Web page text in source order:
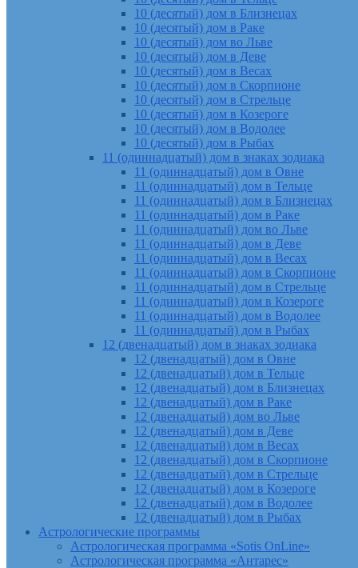
10 (десятый) дом в Близнецах
10 (десятый) дом в Раке
10 (десятый) дом во Льве
10 (десятый) дом в Деве
10 (десятый) дом в Весах
10 (десятый) дом в Скорпионе
10 (десятый) дом в Стрельце
10 (десятый) дом в Козероге
10 (десятый) дом в Водолее
10 (десятый) дом в Рыбах
11 (одиннадцатый) дом в знаках зодиака
11 (одиннадцатый) дом в Овне
11 (одиннадцатый) дом в Тельце
11 (одиннадцатый) дом в Близнецах
11 (одиннадцатый) дом в Раке
11 (одиннадцатый) дом во Льве
11 (одиннадцатый) дом в Деве
11 (одиннадцатый) дом в Весах
11 (одиннадцатый) дом в Скорпионе
11 (одиннадцатый) дом в Стрельце
11 (одиннадцатый) дом в Козероге
11 (одиннадцатый) дом в Водолее
11 (одиннадцатый) дом в Рыбах
12 (двенадцатый) дом в знаках зодиака
12 (двенадцатый) дом в Овне
12 (двенадцатый) дом в Тельце
12 (двенадцатый) дом в Близнецах
12 (двенадцатый) дом в Раке
12 (двенадцатый) дом во Льве
12 (двенадцатый) дом в Деве
12 (двенадцатый) дом в Весах
12 (двенадцатый) дом в Скорпионе
12 (двенадцатый) дом в Стрельце
12 (двенадцатый) дом в Козероге
12 (двенадцатый) дом в Водолее
12 (двенадцатый) дом в Рыбах
Астрологические программы
Астрологическая программа «Sotis OnLine»
Астрологическая программа «Антарес»